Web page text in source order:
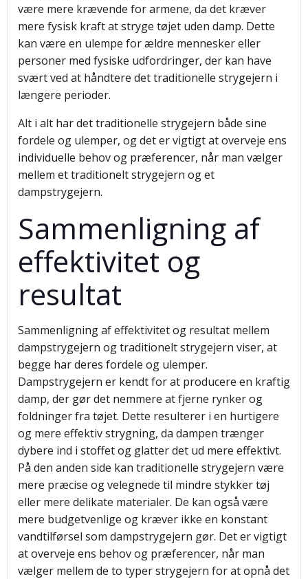
være mere krævende for armene, da det kræver
mere fysisk kraft at stryge tøjet uden damp. Dette
kan være en ulempe for ældre mennesker eller
personer med fysiske udfordringer, der kan have
svært ved at håndtere det traditionelle strygejern i
længere perioder.
Alt i alt har det traditionelle strygejern både sine
fordele og ulemper, og det er vigtigt at overveje ens
individuelle behov og præferencer, når man vælger
mellem et traditionelt strygejern og et
dampstrygejern.
Sammenligning af
effektivitet og
resultat
Sammenligning af effektivitet og resultat mellem
dampstrygejern og traditionelt strygejern viser, at
begge har deres fordele og ulemper.
Dampstrygejern er kendt for at producere en kraftig
damp, der gør det nemmere at fjerne rynker og
foldninger fra tøjet. Dette resulterer i en hurtigere
og mere effektiv strygning, da dampen trænger
dybere ind i stoffet og glatter det ud mere effektivt.
På den anden side kan traditionelle strygejern være
mere præcise og velegnede til mindre stykker tøj
eller mere delikate materialer. De kan også være
mere budgetvenlige og kræver ikke en konstant
vandtilførsel som dampstrygejern gør. Det er vigtigt
at overveje ens behov og præferencer, når man
vælger mellem de to typer strygejern for at opnå det